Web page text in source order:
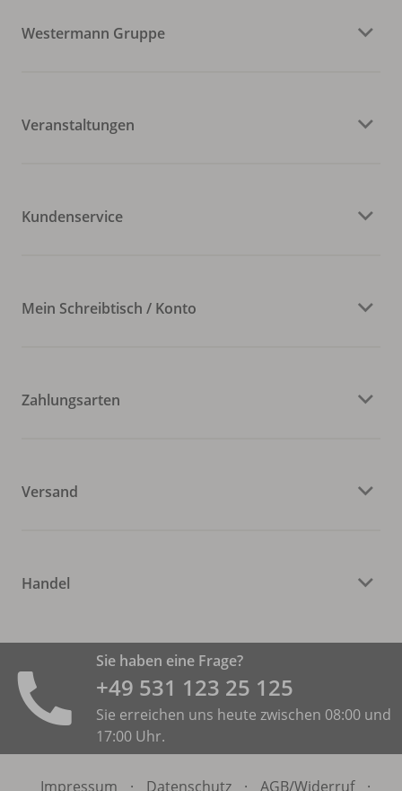
Westermann Gruppe
Veranstaltungen
Kundenservice
Mein Schreibtisch / Konto
Zahlungsarten
Versand
Handel
Sie haben eine Frage?
+49 531 ­123 25 125
Sie erreichen uns heute zwischen 08:00 und
17:00 Uhr.
Impressum · Datenschutz · AGB/Widerruf ·